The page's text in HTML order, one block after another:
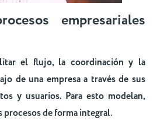
empresariales
el flujo, la coordinación y la
de una empresa a través de sus
y usuarios. Para esto modelan,
de forma integral.